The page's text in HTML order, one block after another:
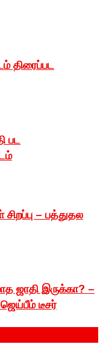
திரைப்பட
பட
சிறப்பு – பத்துதல
ஜாதி இருக்கா? –
ஜெய்பீம் டீசர்